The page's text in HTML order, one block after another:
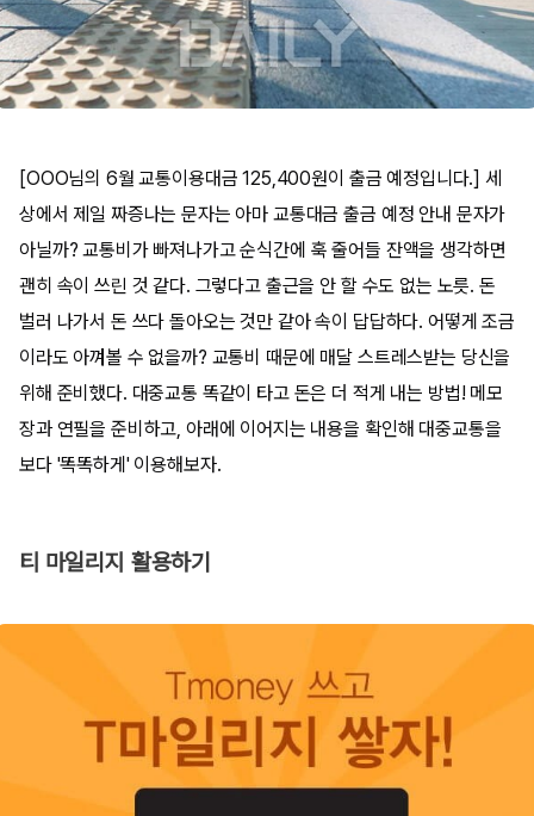
[OOO님의 6월 교통이용대금 125,400원이 출금 예정입니다.] 세
상에서 제일 짜증나는 문자는 아마 교통대금 출금 예정 안내 문자가
아닐까? 교통비가 빠져나가고 순식간에 훅 줄어들 잔액을 생각하면
괜히 속이 쓰린 것 같다. 그렇다고 출근을 안 할 수도 없는 노릇. 돈
벌러 나가서 돈 쓰다 돌아오는 것만 같아 속이 답답하다. 어떻게 조금
이라도 아껴볼 수 없을까? 교통비 때문에 매달 스트레스받는 당신을
위해 준비했다. 대중교통 똑같이 타고 돈은 더 적게 내는 방법! 메모
장과 연필을 준비하고, 아래에 이어지는 내용을 확인해 대중교통을
보다 '똑똑하게' 이용해보자.
티 마일리지 활용하기